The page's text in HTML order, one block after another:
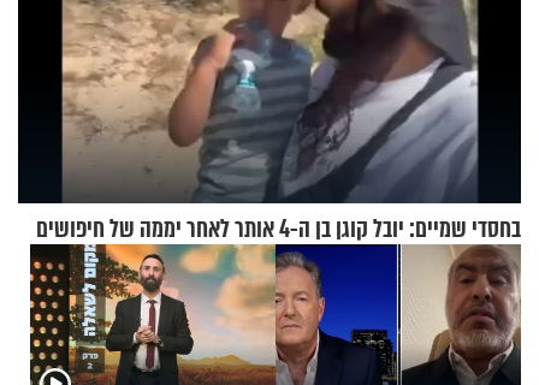
בחסדי שמיים: יובל קוגן בן ה-4 אותר לאחר יממה של חיפושים